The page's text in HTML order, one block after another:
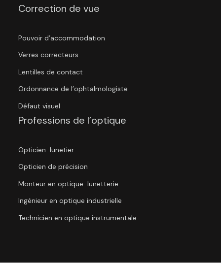
Correction de vue
Pouvoir d’accommodation
Verres correcteurs
Lentilles de contact
Ordonnance de l’ophtalmologiste
Défaut visuel
Professions de l’optique
Opticien-lunetier
Opticien de précision
Monteur en optique-lunetterie
Ingénieur en optique industrielle
Technicien en optique instrumentale